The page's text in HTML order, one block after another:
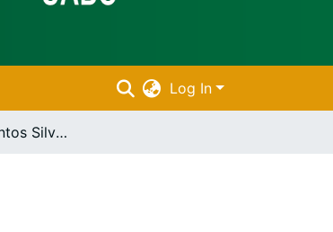
Log In
Entrevista a Santos Silva Cota